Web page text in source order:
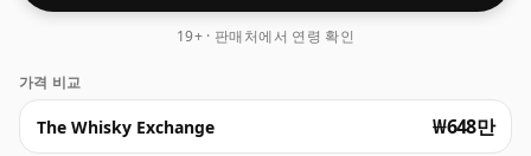
19+ · 판매처에서 연령 확인
가격 비교
The Whisky Exchange ₩648만